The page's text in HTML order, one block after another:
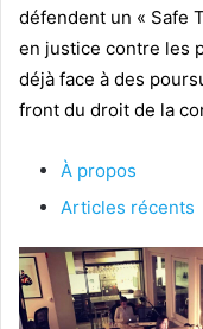
défendent un « Safe
en justice contre les
déjà face à des
front du droit de la
À propos
Articles récents